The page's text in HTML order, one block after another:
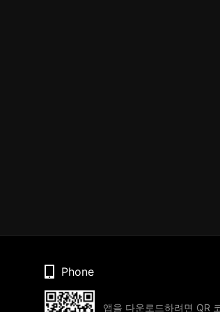
Phone
앱을 다운로드하려면 QR